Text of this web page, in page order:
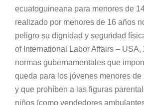
ecuatoguineana para menores de
realizado por menores de 16 años
peligro su dignidad y seguridad
of International Labor Affairs – USA,
normas gubernamentales que
queda para los jóvenes menores de
y que prohíben a las figuras
niños (como vendedores